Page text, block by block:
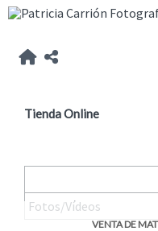
Tienda Online
VENTA DE